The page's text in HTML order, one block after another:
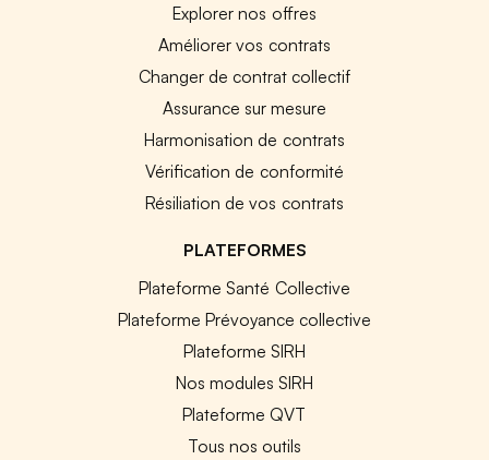
Explorer nos offres
Améliorer vos contrats
Changer de contrat collectif
Assurance sur mesure
Harmonisation de contrats
Vérification de conformité
Résiliation de vos contrats
PLATEFORMES
Plateforme Santé Collective
Plateforme Prévoyance collective
Plateforme SIRH
Nos modules SIRH
Plateforme QVT
Tous nos outils